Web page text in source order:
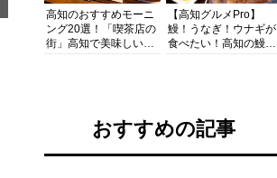
高知のおすすめモーニ
ング20選！「喫茶店の
街」高知で美味しい喫
【高知グルメPro】
鰻！うなぎ！ウナギが
食べたい！高知の鰻の
おすすめの記事